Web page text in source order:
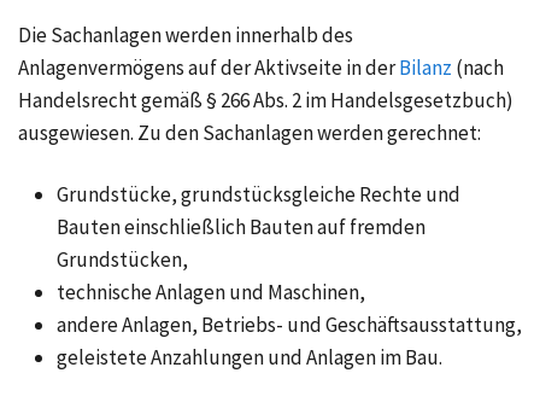
Die Sachanlagen werden innerhalb des
Anlagenvermögens auf der Aktivseite in derBilanz (nach
Handelsrecht gemäß§ 266 Abs. 2im Handelsgesetzbuch)
ausgewiesen. Zu den Sachanlagen werden gerechnet:
Grundstücke, grundstücksgleiche Rechte und
Bauten einschließlich Bauten auf fremden
Grundstücken,
technische Anlagen und Maschinen,
andere Anlagen, Betriebs- und Geschäftsausstattung,
geleistete Anzahlungen und Anlagen im Bau.